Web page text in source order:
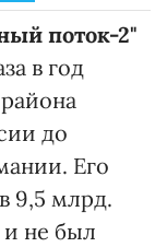
поток-2"
в год
до
Его
9,5 млрд.
и не был